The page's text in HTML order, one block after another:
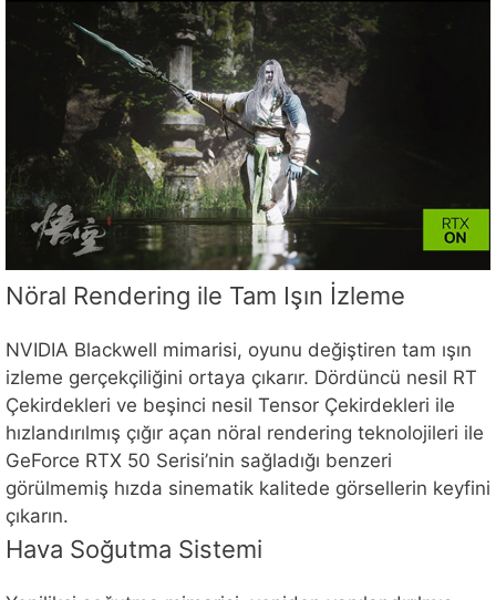
Nöral Rendering ile Tam Işın İzleme
NVIDIA Blackwell mimarisi, oyunu değiştiren tam ışın
izleme gerçekçiliğini ortaya çıkarır. Dördüncü nesil RT
Çekirdekleri ve beşinci nesil Tensor Çekirdekleri ile
hızlandırılmış çığır açan nöral rendering teknolojileri ile
GeForce RTX 50 Serisi’nin sağladığı benzeri
görülmemiş hızda sinematik kalitede görsellerin keyfini
çıkarın.
Hava Soğutma Sistemi